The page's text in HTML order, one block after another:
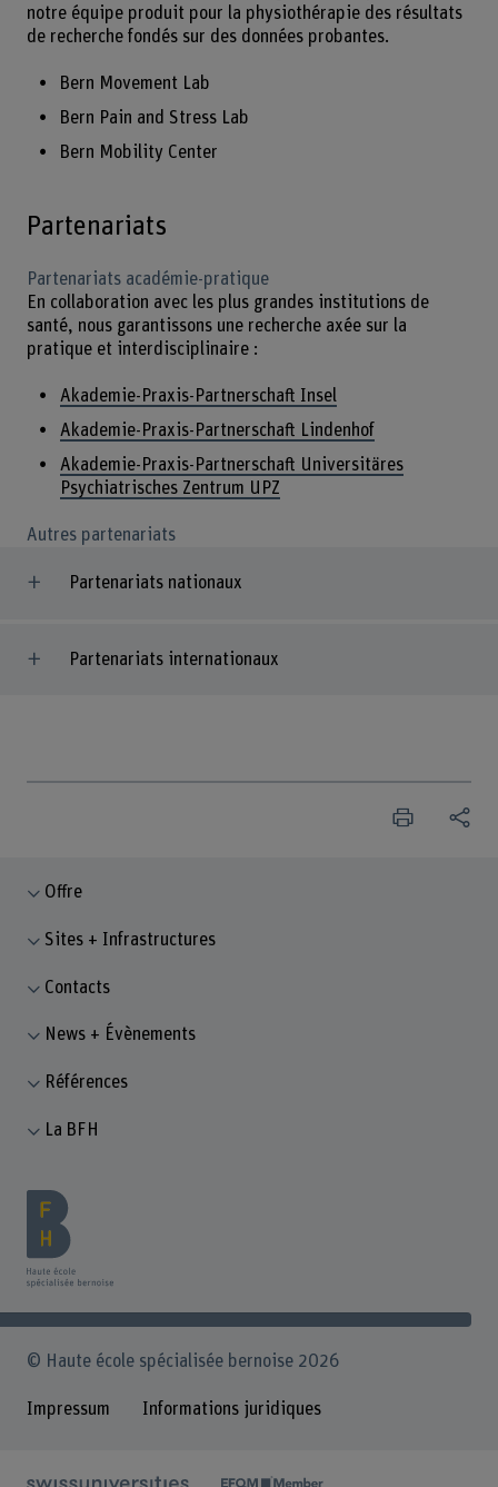
notre équipe produit pour la physiothérapie des résultats
de recherche fondés sur des données probantes.
Bern Movement Lab
Bern Pain and Stress Lab
Bern Mobility Center
Partenariats
Partenariats académie-pratique
En collaboration avec les plus grandes institutions de
santé, nous garantissons une recherche axée sur la
pratique et interdisciplinaire :
Akademie-Praxis-Partnerschaft Insel
Akademie-Praxis-Partnerschaft Lindenhof
Akademie-Praxis-Partnerschaft Universitäres
Psychiatrisches Zentrum UPZ
Autres partenariats
Partenariats nationaux
Partenariats internationaux
Offre
Sites + Infrastructures
Contacts
News + Évènements
Références
La BFH
© Haute école spécialisée bernoise 2026
Impressum Informations juridiques